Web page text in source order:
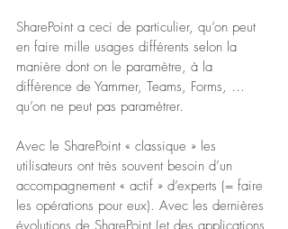
SharePoint a ceci de particulier, qu’on peut
en faire mille usages différents selon la
manière dont on le paramètre, à la
différence de Yammer, Teams, Forms, …
qu’on ne peut pas paramétrer.
Avec le SharePoint « classique » les
utilisateurs ont très souvent besoin d’un
accompagnement « actif » d’experts (= faire
les opérations pour eux). Avec les dernières